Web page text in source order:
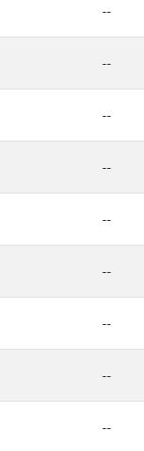
--
--
--
--
--
--
--
--
--